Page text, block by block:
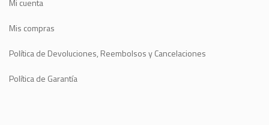
Mi cuenta
Mis compras
Política de Devoluciones, Reembolsos y Cancelaciones
Política de Garantía